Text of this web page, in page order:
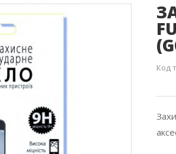
Код